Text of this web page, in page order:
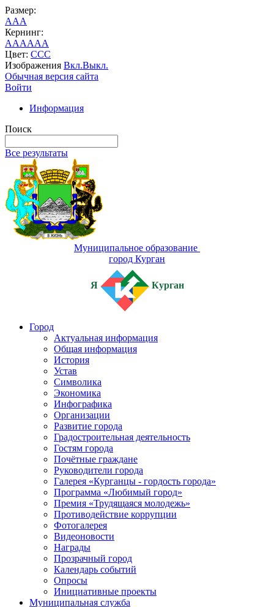
Размер:
AAA
Кернинг:
AAAAAA
Цвет: CCC
Изображения Вкл.Выкл.
Обычная версия сайта
Войти
Информация
Поиск
Все результаты
Муниципальное образование
город Курган
Я Курган
Город
Актуальная информация
Общая информация
История
Устав
Символика
Экономика
Инфографика
Организации
Развитие города
Градостроительная деятельность
Гостям города
Почётные граждане
Руководители города
Галерея «Курганцы - гордость города»
Программа «Любимый город»
Премия «Трудящаяся молодежь»
Противодействие коррупции
Фотогалерея
Видеоновости
Награды
Прозрачный город
Календарь событий
Опросы
Инициативные проекты
Муниципальная служба